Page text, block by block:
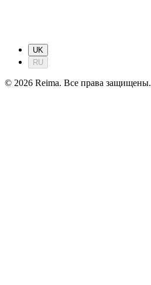
UK
RU
© 2026 Reima. Все права защищены.